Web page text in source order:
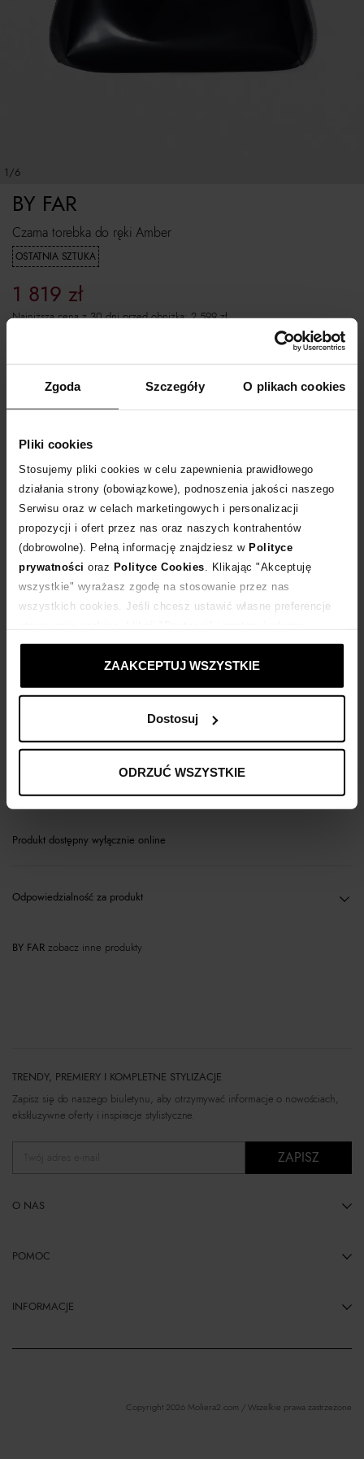
Zgoda Szczegóły O plikach cookies
Pliki cookies
Stosujemy pliki cookies w celu zapewnienia prawidłowego
działania strony (obowiązkowe), podnoszenia jakości naszego
Serwisu oraz w celach marketingowych i personalizacji
propozycji i ofert przez nas oraz naszych kontrahentów
(dobrowolne). Pełną informację znajdziesz w Polityce
prywatności oraz Polityce Cookies . Klikając "Akceptuję
wszystkie" wyrażasz zgodę na stosowanie przez nas
wszystkich cookies. Jeśli chcesz ustawić własne preferencje
ustawienia prywatności.
ZAAKCEPTUJ WSZYSTKIE
Dostosuj
ODRZUĆ WSZYSTKIE
1/6
Czarna torebka do ręki Amber
OSTATNIA SZTUKA
BY FAR
1 819 zł
Najniższa cena z 30 dni przed obniżką:2 599zł
Rozmiarówka standardowa
ROZMIAR UNIWERSALNY
DODAJ DO KOSZYKA
Dostawa od 0 zł
14 dni na zwrot towaru
+364 punktówzyskujesz w Klubie Korzyści Sprawdź
Opis produktu
Produkt dostępny wyłącznie online
Odpowiedzialność za produkt
BY FAR zobacz inne produkty
TRENDY, PREMIERY I KOMPLETNE STYLIZACJE
Zapisz się do naszego biuletynu, aby otrzymywać informacje o nowościach,
ekskluzywne oferty i inspiracje stylistyczne.
ZAPISZ
O NAS
POMOC
INFORMACJE
Copyright 2026 Moliera2.com / Wszelkie prawa zastrzeżone